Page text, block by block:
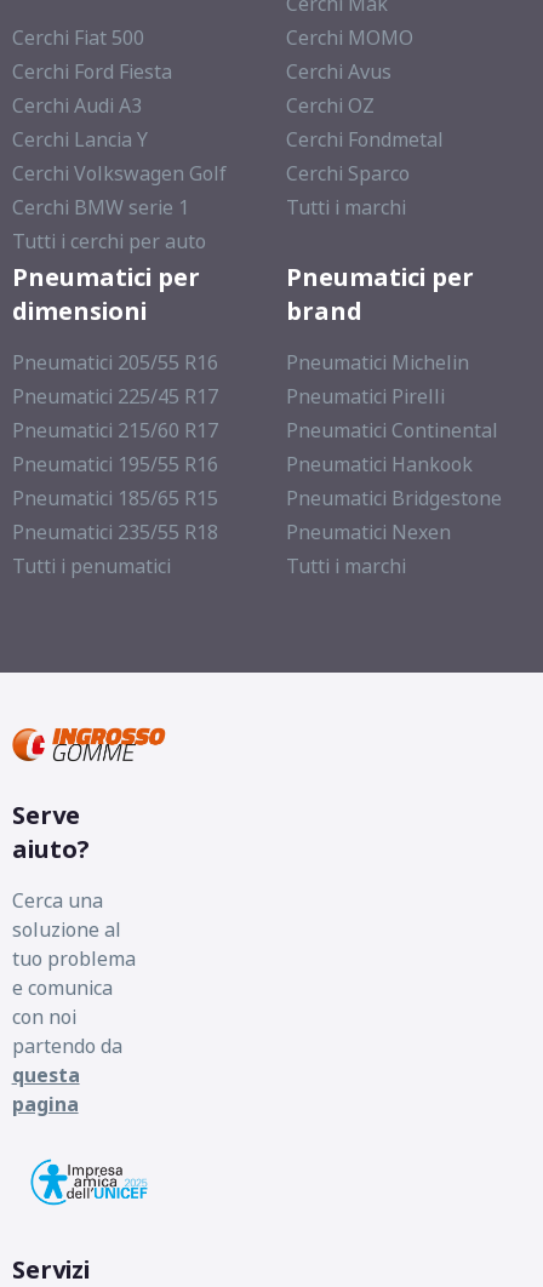
Cerchi Fiat 500
Cerchi Ford Fiesta
Cerchi Audi A3
Cerchi Lancia Y
Cerchi Volkswagen Golf
Cerchi BMW serie 1
Tutti i cerchi per auto
Cerchi MOMO
Cerchi Avus
Cerchi OZ
Cerchi Fondmetal
Cerchi Sparco
Tutti i marchi
Pneumatici per
dimensioni
Pneumatici 205/55 R16
Pneumatici 225/45 R17
Pneumatici 215/60 R17
Pneumatici 195/55 R16
Pneumatici 185/65 R15
Pneumatici 235/55 R18
Tutti i penumatici
Pneumatici per
brand
Pneumatici Michelin
Pneumatici Pirelli
Pneumatici Continental
Pneumatici Hankook
Pneumatici Bridgestone
Pneumatici Nexen
Tutti i marchi
Serve
aiuto?
Cerca una
soluzione al
tuo problema
e comunica
con noi
partendo da
questa
pagina
Servizi